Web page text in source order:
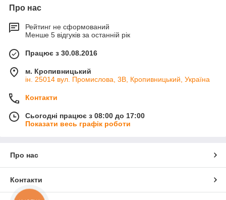
Про нас
Рейтинг не сформований
Менше 5 відгуків за останній рік
Працює з 30.08.2016
м. Кропивницький
ін. 25014 вул. Промислова, 3В, Кропивницький, Україна
Контакти
Сьогодні працює з 08:00 до 17:00
Показати весь графік роботи
Про нас
Контакти